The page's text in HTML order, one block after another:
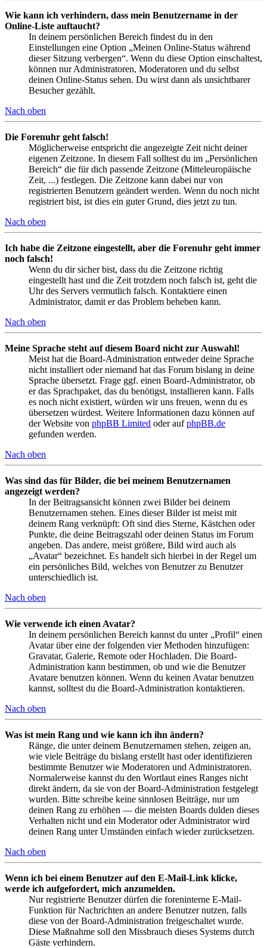
Wie kann ich verhindern, dass mein Benutzername in der
Online-Liste auftaucht?
In deinem persönlichen Bereich findest du in den
Einstellungen eine Option „Meinen Online-Status während
dieser Sitzung verbergen“. Wenn du diese Option einschaltest,
können nur Administratoren, Moderatoren und du selbst
deinen Online-Status sehen. Du wirst dann als unsichtbarer
Besucher gezählt.
Nach oben
Die Forenuhr geht falsch!
Möglicherweise entspricht die angezeigte Zeit nicht deiner
eigenen Zeitzone. In diesem Fall solltest du im „Persönlichen
Bereich“ die für dich passende Zeitzone (Mitteleuropäische
Zeit, ...) festlegen. Die Zeitzone kann dabei nur von
registrierten Benutzern geändert werden. Wenn du noch nicht
registriert bist, ist dies ein guter Grund, dies jetzt zu tun.
Nach oben
Ich habe die Zeitzone eingestellt, aber die Forenuhr geht immer
noch falsch!
Wenn du dir sicher bist, dass du die Zeitzone richtig
eingestellt hast und die Zeit trotzdem noch falsch ist, geht die
Uhr des Servers vermutlich falsch. Kontaktiere einen
Administrator, damit er das Problem beheben kann.
Nach oben
Meine Sprache steht auf diesem Board nicht zur Auswahl!
Meist hat die Board-Administration entweder deine Sprache
nicht installiert oder niemand hat das Forum bislang in deine
Sprache übersetzt. Frage ggf. einen Board-Administrator, ob
er das Sprachpaket, das du benötigst, installieren kann. Falls
es noch nicht existiert, würden wir uns freuen, wenn du es
übersetzen würdest. Weitere Informationen dazu können auf
der Website von phpBB Limited oder aufphpBB.de
gefunden werden.
Nach oben
Was sind das für Bilder, die bei meinem Benutzernamen
angezeigt werden?
In der Beitragsansicht können zwei Bilder bei deinem
Benutzernamen stehen. Eines dieser Bilder ist meist mit
deinem Rang verknüpft: Oft sind dies Sterne, Kästchen oder
Punkte, die deine Beitragszahl oder deinen Status im Forum
angeben. Das andere, meist größere, Bild wird auch als
„Avatar“ bezeichnet. Es handelt sich hierbei in der Regel um
ein persönliches Bild, welches von Benutzer zu Benutzer
unterschiedlich ist.
Nach oben
Wie verwende ich einen Avatar?
In deinem persönlichen Bereich kannst du unter „Profil“ einen
Avatar über eine der folgenden vier Methoden hinzufügen:
Gravatar, Galerie, Remote oder Hochladen. Die Board-
Administration kann bestimmen, ob und wie die Benutzer
Avatare benutzen können. Wenn du keinen Avatar benutzen
kannst, solltest du die Board-Administration kontaktieren.
Nach oben
Was ist mein Rang und wie kann ich ihn ändern?
Ränge, die unter deinem Benutzernamen stehen, zeigen an,
wie viele Beiträge du bislang erstellt hast oder identifizieren
bestimmte Benutzer wie Moderatoren und Administratoren.
Normalerweise kannst du den Wortlaut eines Ranges nicht
direkt ändern, da sie von der Board-Administration festgelegt
wurden. Bitte schreibe keine sinnlosen Beiträge, nur um
deinen Rang zu erhöhen — die meisten Boards dulden dieses
Verhalten nicht und ein Moderator oder Administrator wird
deinen Rang unter Umständen einfach wieder zurücksetzen.
Nach oben
Wenn ich bei einem Benutzer auf den E-Mail-Link klicke,
werde ich aufgefordert, mich anzumelden.
Nur registrierte Benutzer dürfen die foreninterne E-Mail-
Funktion für Nachrichten an andere Benutzer nutzen, falls
diese von der Board-Administration freigeschaltet wurde.
Diese Maßnahme soll den Missbrauch dieses Systems durch
Gäste verhindern.